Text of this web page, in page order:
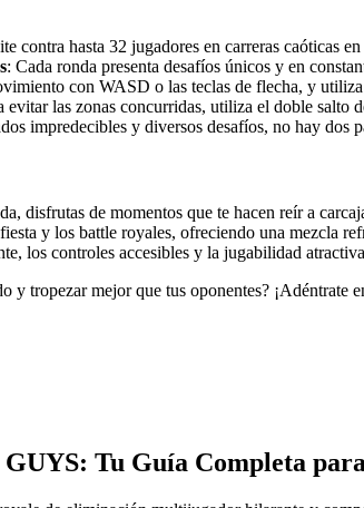
contra hasta 32 jugadores en carreras caóticas
: Cada ronda presenta desafíos únicos y en
con WASD o las teclas de flecha, y
evitar las zonas concurridas, utiliza el doble salto
impredecibles y diversos desafíos, no hay dos
disfrutas de momentos que te hacen reír a
y los battle royales, ofreciendo una mezcla
los controles accesibles y la jugabilidad
y tropezar mejor que tus oponentes?
Tu Guía Completa